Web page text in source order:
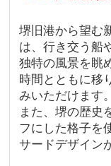
堺旧港から望む
は、行き交う船
独特の風景を眺
時間とともに移
みいただけます。
また、堺の歴史
フにした格子を
サードデザイン